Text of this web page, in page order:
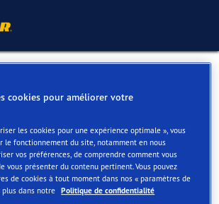
S4 &RS4
cookies pour améliorer votre
les cookies pour une expérience optimale », vous
le fonctionnement du site, notamment en nous
vos préférences, de comprendre comment vous
vous présenter du contenu pertinent. Vous pouvez
de cookies à tout moment dans nos « paramètres de
plus dans notre Politique de confidentialité